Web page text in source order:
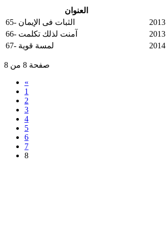
العنوان
65- الثبات فى الإيمان
66- آمنت لذلك تكلمت
67- لمسة قوية
صفحة 8 من 8
«
1
2
3
4
5
6
7
8